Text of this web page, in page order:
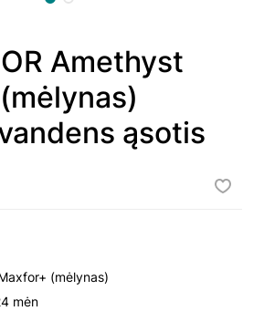
Amethyst
ąsotis
(mėlynas)
mėn